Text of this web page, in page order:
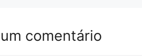
comentário